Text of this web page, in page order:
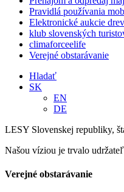
Pravidlá používania
Elektronické aukcie
klub slovenských
climaforceelife
Verejné obstarávanie
Hladať
SK
EN
DE
LESY Slovenskej republiky,
Našou víziou je trvalo
Verejné obstarávanie